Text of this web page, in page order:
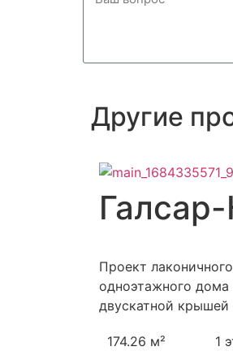
Другие
Проект лаконичного
одноэтажного дома
двускатной крышей
174.26 м² 1